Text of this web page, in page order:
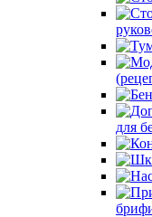
для